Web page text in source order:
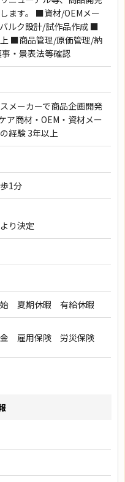
ます。 ■資材/OEMメー
ルク設計/試作品作成 ■
■商品管理/原価管理/納
・景表法等確認
メーカーで商品企画開発
ア商材・OEM・資材メー
経験 3年以上
1分
り決定
夏期休暇 有給休暇
雇用保険 労災保険